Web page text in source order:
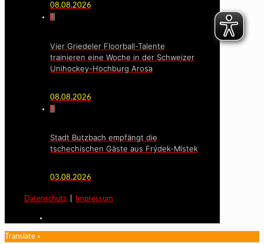
08.08.2026
0
Vier Griedeler Floorball-Talente
trainieren eine Woche in der Schweizer
Unihockey-Hochburg Arosa
08.08.2026
0
Stadt Butzbach empfängt die
tschechischen Gäste aus Frýdek-Místek
03.08.2026
Datenschutz Impressum
Translate »